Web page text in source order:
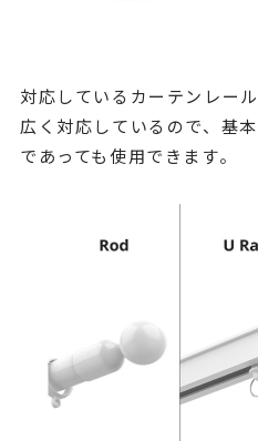
対応しているカーテンレー
広く対応しているので、基
であっても使用できます。